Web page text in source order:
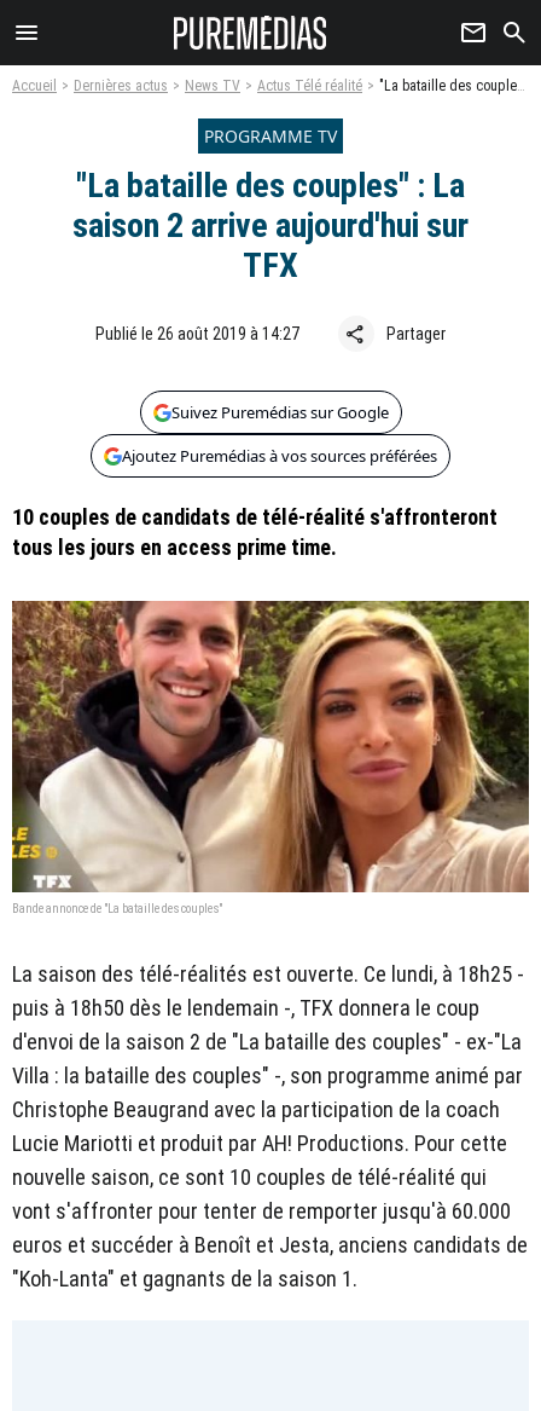
menu newsletter search
Accueil Dernières actus News TV Actus Télé réalité "La bataille des couples" : La saison 2 arrive aujourd'hui sur TFX
PROGRAMME TV
"La bataille des couples" : La
saison 2 arrive aujourd'hui sur
TFX
Publié le 26 août 2019 à 14:27 share Partager
Suivez Puremédias sur Google
Ajoutez Puremédias à vos sources préférées
10 couples de candidats de télé-réalité s'affronteront
tous les jours en access prime time.
Bande annonce de "La bataille des couples"
La saison des télé-réalités est ouverte. Ce lundi, à 18h25 -
puis à 18h50 dès le lendemain -, TFX donnera le coup
d'envoi de la saison 2 de "La bataille des couples" - ex-"La
Villa : la bataille des couples" -, son programme animé par
Christophe Beaugrand avec la participation de la coach
Lucie Mariotti et produit par AH! Productions. Pour cette
nouvelle saison, ce sont 10 couples de télé-réalité qui
vont s'affronter pour tenter de remporter jusqu'à 60.000
euros et succéder à Benoît et Jesta, anciens candidats de
"Koh-Lanta" et gagnants de la saison 1.